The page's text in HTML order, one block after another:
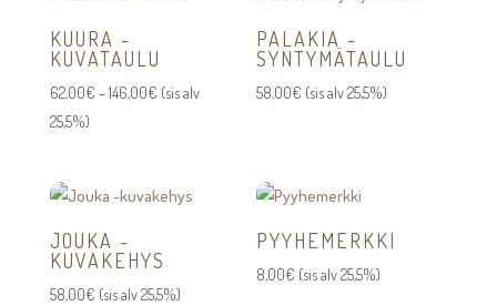
KUURA -
KUVATAULU
62,00€ –146,00€Hintaluokka:
(sis alv
25,5%)
PALAKIA -
SYNTYMÄTAULU
58,00€ (sis alv 25,5%)
JOUKA -
KUVAKEHYS
58,00€ (sis alv 25,5%)
PYYHEMERKKI
8,00€ (sis alv 25,5%)